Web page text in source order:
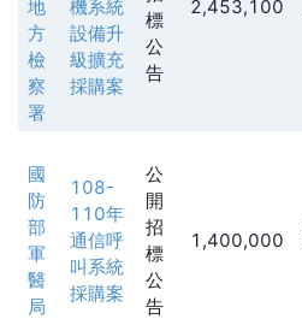
地
方
檢
察
署
機系統
設備升
級擴充
採購案
標
公
告
2,453,100
國
防
部
軍
醫
局
108-
110年
通信呼
叫系統
採購案
公
開
招
標
公
告
1,400,000